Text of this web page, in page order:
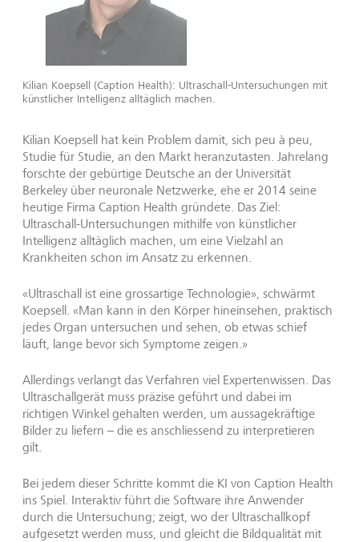
Kilian Koepsell (Caption Health): Ultraschall-Untersuchungen mit
künstlicher Intelligenz alltäglich machen.
Kilian Koepsell hat kein Problem damit, sich peu à peu,
Studie für Studie, an den Markt heranzutasten. Jahrelang
forschte der gebürtige Deutsche an der Universität
Berkeley über neuronale Netzwerke, ehe er 2014 seine
heutige Firma Caption Health gründete. Das Ziel:
Ultraschall-Untersuchungen mithilfe von künstlicher
Intelligenz alltäglich machen, um eine Vielzahl an
Krankheiten schon im Ansatz zu erkennen.
«Ultraschall ist eine grossartige Technologie», schwärmt
Koepsell. «Man kann in den Körper hineinsehen, praktisch
jedes Organ untersuchen und sehen, ob etwas schief
läuft, lange bevor sich Symptome zeigen.»
Allerdings verlangt das Verfahren viel Expertenwissen. Das
Ultraschallgerät muss präzise geführt und dabei im
richtigen Winkel gehalten werden, um aussagekräftige
Bilder zu liefern – die es anschliessend zu interpretieren
gilt.
Bei jedem dieser Schritte kommt die KI von Caption Health
ins Spiel. Interaktiv führt die Software ihre Anwender
durch die Untersuchung; zeigt, wo der Ultraschallkopf
aufgesetzt werden muss, und gleicht die Bildqualität mit